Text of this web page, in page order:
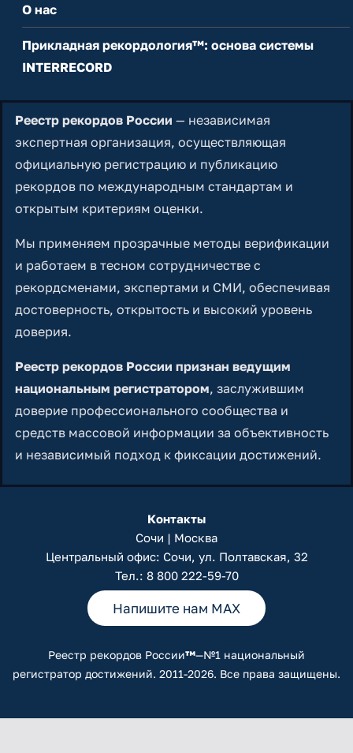
О нас
Прикладная рекордология™: основа системы
INTERRECORD
Реестр рекордов России — независимая
экспертная организация, осуществляющая
официальную регистрацию и публикацию
рекордов по международным стандартам и
открытым критериям оценки.
Мы применяем прозрачные методы верификации
и работаем в тесном сотрудничестве с
рекордсменами, экспертами и СМИ, обеспечивая
достоверность, открытость и высокий уровень
доверия.
Реестр рекордов России признан ведущим
национальным регистратором, заслужившим
доверие профессионального сообщества и
средств массовой информации за объективность
и независимый подход к фиксации достижений.
Контакты
Сочи | Москва
Центральный офис: Сочи, ул. Полтавская, 32
Тел.: 8 800 222-59-70
Напишите нам MAX
Реестр рекордов России™—№1 национальный
регистратор достижений. 2011-2026. Все права защищены.